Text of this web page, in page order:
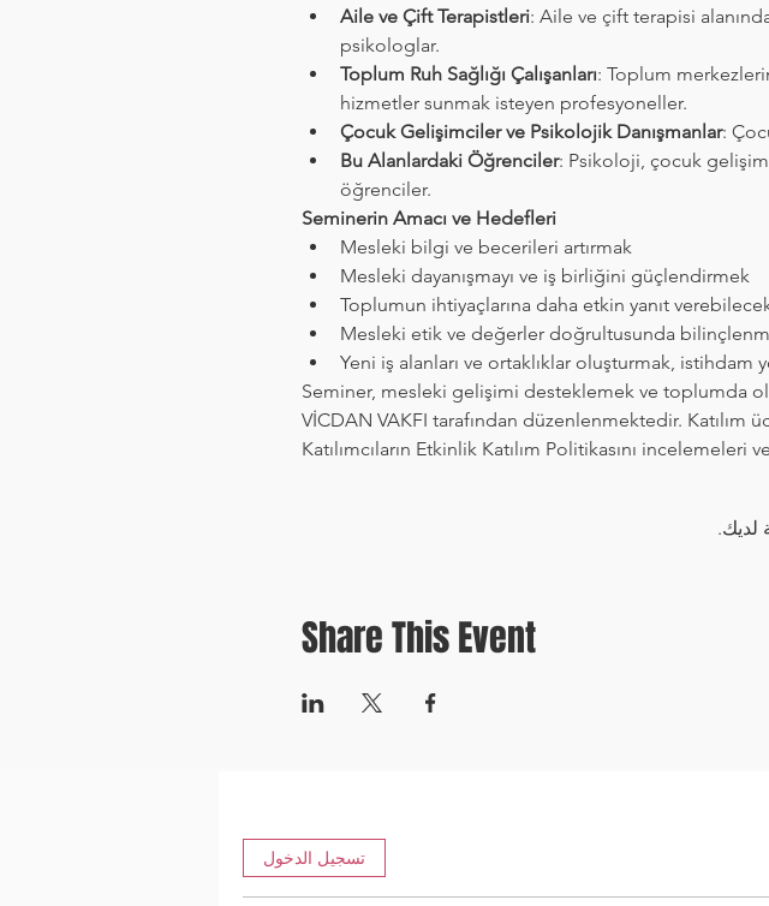
Aile ve Çift Terapistleri: Aile ve çift terapisi
psikologlar.
Toplum Ruh Sağlığı Çalışanları: Toplum
hizmetler sunmak isteyen profesyoneller.
Çocuk Gelişimciler ve Psikolojik Danışmanlar:
Bu Alanlardaki Öğrenciler: Psikoloji, çocuk
öğrenciler.
Seminerin Amacı ve Hedefleri
Mesleki bilgi ve becerileri artırmak
Mesleki dayanışmayı ve iş birliğini güçlendirmek
Toplumun ihtiyaçlarına daha etkin yanıt
Mesleki etik ve değerler doğrultusunda
Yeni iş alanları ve ortaklıklar oluşturmak, istihdam
Seminer, mesleki gelişimi desteklemek ve toplumda
VİCDAN VAKFI tarafından düzenlenmektedir. Katılım
Katılımcıların Etkinlik Katılım Politikasını
Share This Event
تسجيل الدخول